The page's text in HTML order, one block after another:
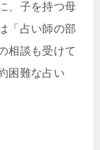
、子を持つ母
「占い師の部
相談も受けて
困難な占い